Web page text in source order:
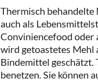
Thermisch
auch als
Conviniencefood oder
wird getoastetes Mehl
Bindemittel geschätzt.
benetzen. Sie können